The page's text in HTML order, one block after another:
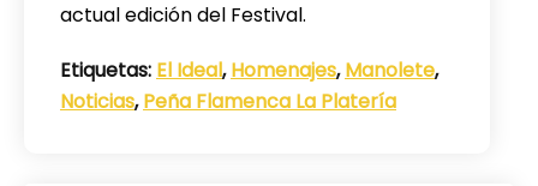
actual edición del Festival.
Etiquetas: El Ideal,Homenajes,Manolete,
Noticias,Peña Flamenca La Platería